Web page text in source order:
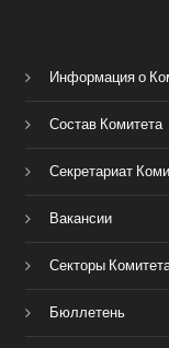
Информация о
Состав Комитета
Секретариат
Вакансии
Секторы
Бюллетень